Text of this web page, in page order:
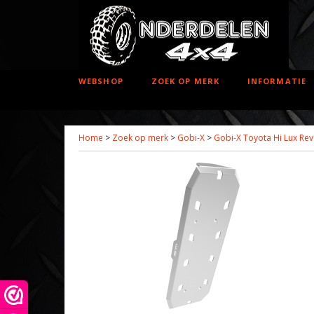
WEBSHOP ZOEK OP MERK INFORMATIE
Home > Zoek op merk > Gobi-X > Gobi-X Toyota Hi Lux